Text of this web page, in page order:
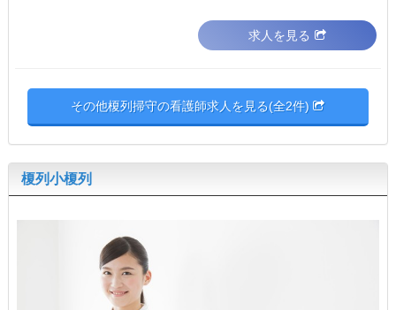
求人を見る
その他榎列掃守の看護師求人を見る(全2件)
榎列小榎列